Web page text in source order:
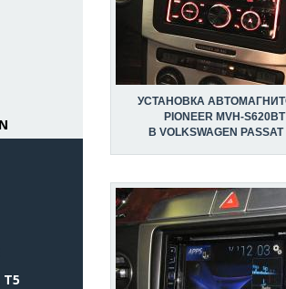
T5
УСТАНОВКА
PIONEER MVH-S620BT
В VOLKSWAGEN PASSAT